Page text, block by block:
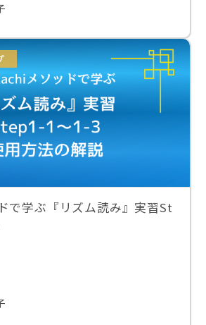
で学ぶ『リズム読み』実習St